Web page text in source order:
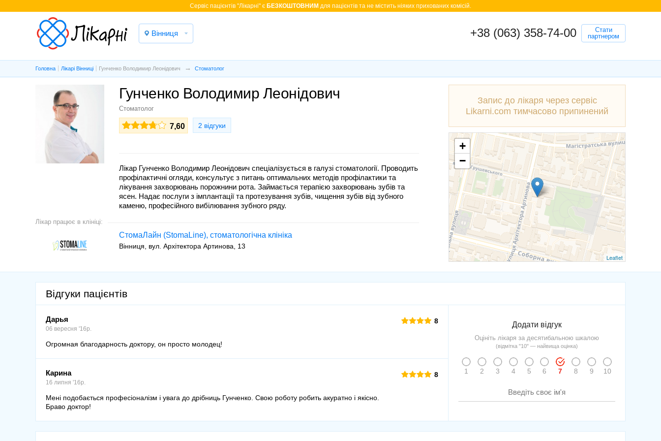
Cервіс пацієнтів "Лікарні" є БЕЗКОШТОВНИМ для пацієнтів та не містить ніяких прихованих комісій.
Вінниця +38 (063) 358-74-00
Стати
партнером
Головна Лікарі Вінниці Гунченко Володимир Леонідович Стоматолог
Гунченко Володимир Леонідович
Стоматолог
7,60 2 відгуки
Лікар Гунченко Володимир Леонідович спеціалізується в галузі стоматології. Проводить
профілактичні огляди, консультує з питань оптимальних методів профілактики та
лікування захворювань порожнини рота. Займається терапією захворювань зубів та
ясен. Надає послуги з імплантації та протезування зубів, чищення зубів від зубного
каменю, професійного вибілювання зубного ряду.
Запис до лікаря через сервіс
Likarni.com тимчасово припинений
Лікар працює в клініці:
СтомаЛайн (StomaLine), стоматологічна клініка
Вінниця вул. Архітектора Артинова, 13
+
−
Leaflet
Відгуки пацієнтів
Дарья
06 вересня '16р.
Огромная благодарность доктору, он просто молодец!
8
Карина
16 липня '16р.
Мені подобається професіоналізм і увага до дрібниць Гунченко. Свою роботу робить акуратно і якісно.
Браво доктор!
8
Додати вiдгук
Оцініть лікаря за десятибальною шкалою
(відмітка "10" — найвища оцінка)
1 2 3 4 5 6 7 8 9 10